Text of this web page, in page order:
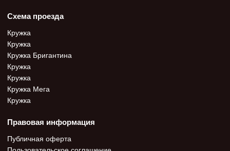
Схема проезда
Кружка
Кружка
Кружка Бригантина
Кружка
Кружка
Кружка Мега
Кружка
Правовая информация
Публичная оферта